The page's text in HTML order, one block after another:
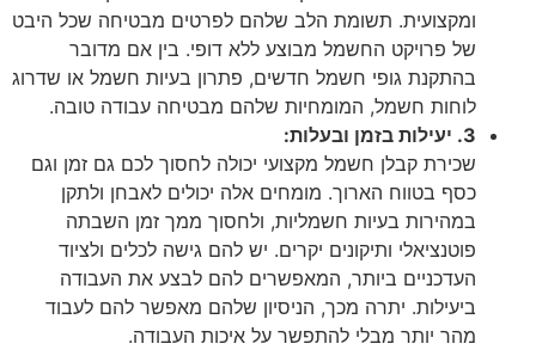
ומקצועית. תשומת הלב שלהם לפרטים מבטיחה שכל היבט
של פרויקט החשמל מבוצע ללא דופי. בין אם מדובר
בהתקנת גופי חשמל חדשים, פתרון בעיות חשמל או שדרוג
לוחות חשמל, המומחיות שלהם מבטיחה עבודה טובה.
3. יעילות בזמן ובעלות:
שכירת קבלן חשמל מקצועי יכולה לחסוך לכם גם זמן וגם
כסף בטווח הארוך. מומחים אלה יכולים לאבחן ולתקן
במהירות בעיות חשמליות, ולחסוך ממך זמן השבתה
פוטנציאלי ותיקונים יקרים. יש להם גישה לכלים ולציוד
העדכניים ביותר, המאפשרים להם לבצע את העבודה
ביעילות. יתרה מכך, הניסיון שלהם מאפשר להם לעבוד
מהר יותר מבלי להתפשר על איכות העבודה.